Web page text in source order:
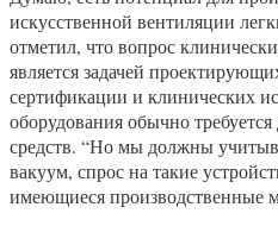
искусственной вентиляции
отметил, что вопрос
является задачей
сертификации и клинических
оборудования обычно
средств. “Но мы должны
вакуум, спрос на такие
имеющиеся производственные